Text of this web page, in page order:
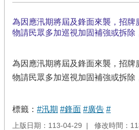
為因應汛期將屆及鋒面來襲，招牌
物請民眾多加巡視加固補強或拆除
為因應汛期將屆及鋒面來襲，招牌
物請民眾多加巡視加固補強或拆除
標籤： #汛期 #鋒面 #廣告 #
上版日期：113-04-29 修改時間：